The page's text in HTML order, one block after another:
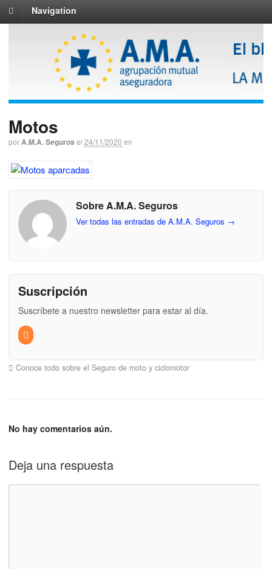
Navigation
Motos
porA.M.A. Seguros el 24/11/2020 en
Sobre A.M.A. Seguros
Ver todas las entradas de A.M.A. Seguros →
Suscripción
Suscríbete a nuestro newsletter para estar al día.
Conoce todo sobre el Seguro de moto y ciclomotor
No hay comentarios aún.
Deja una respuesta